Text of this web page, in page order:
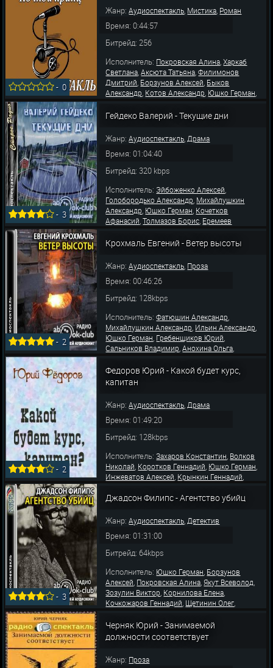
-0
Жанр:Аудиоспектакль, Мистика, Роман
Время: 0:44:57
Битрейд: 256
Исполнитель: Покровская Алина,Харкаб
Светлана,Аксюта Татьяна,Филимонов
Дмитрий, Борзунов Алексей, Быков
Александр, Котов Александр, Юшко Герман,
Геннадий
-3
Гейдеко Валерий - Текущие дни
Жанр:Аудиоспектакль Драма
Время: 01:04:40
Битрейд: 320 kbps
Исполнитель: Эйбоженко Алексей
Голобородько Александр Михайлушкин
Александр Юшко Герман Кочетков
Афанасий ,Толмазов Борис Еремеев
Армен,Шапошникова Людмила,Покровская
Алина
Ильин Адольф
-2
Крохмаль Евгений - Ветер высоты
Жанр:Аудиоспектакль, Проза
Время: 00:46:26
Битрейд: 128kbps
Исполнитель:Фатюшин Александр,
Михайлушкин Александр, Ильин Александр,
Юшко Герман, Гребенщиков Юрий,
Сальников Владимир,Анохина Ольга,
-2
Федоров Юрий - Какой будет курс,
капитан
Жанр:Аудиоспектакль,Драма
Время: 01:49:20
Битрейд: 128kbps
Исполнитель:Захаров Константин, Волков
Николай, Коротков Геннадий, Юшко Герман,
Инжеватов Алексей, Крынкин Геннадий,
Аркадий,Лакирев Виктор,Цитринель Павел
-3
Джадсон Филипс - Агентство убийц
Жанр:Аудиоспектакль,Детектив
Время: 01:31:00
Битрейд: 64kbps
Исполнитель: Юшко Герман, Борзунов
Алексей, Покровская Алина,Якут Всеволод,
Зозулин Виктор, Корнилова Елена,
Кочкожаров Геннадий, Щетинин Олег,
Черняк Юрий - Занимаемой
должности соответствует
Жанр: Проза